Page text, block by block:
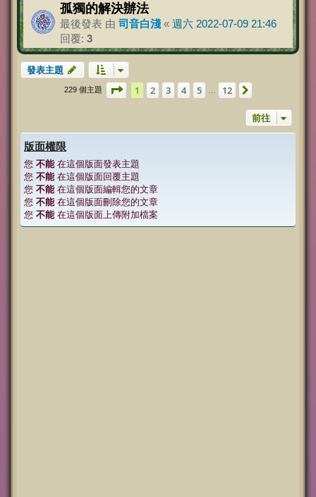
孤獨的解決辦法
最後發表 由 司音白淺 « 週六 2022-07-09 21:46
回覆: 3
發表主題
229 個主題 第 1 頁 (共12 頁)
1 2 3 4 5 12
前往
版面權限
您 不能在這個版面發表主題
您 不能在這個版面回覆主題
您 不能在這個版面編輯您的文章
您 不能在這個版面刪除您的文章
您 不能在這個版面上傳附加檔案